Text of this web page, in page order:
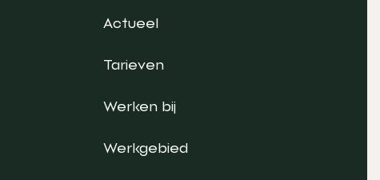
Actueel
Tarieven
Werken bij
Werkgebied